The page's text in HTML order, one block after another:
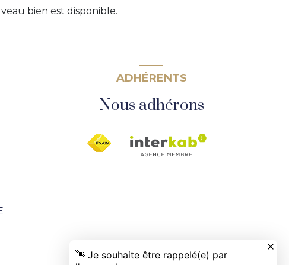
bien est disponible.
ADHÉRENTS
Nous adhérons